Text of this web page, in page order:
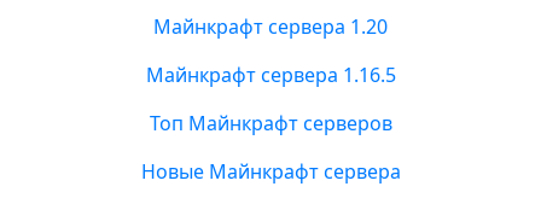
Майнкрафт сервера 1.20
Майнкрафт сервера 1.16.5
Топ Майнкрафт серверов
Новые Майнкрафт сервера